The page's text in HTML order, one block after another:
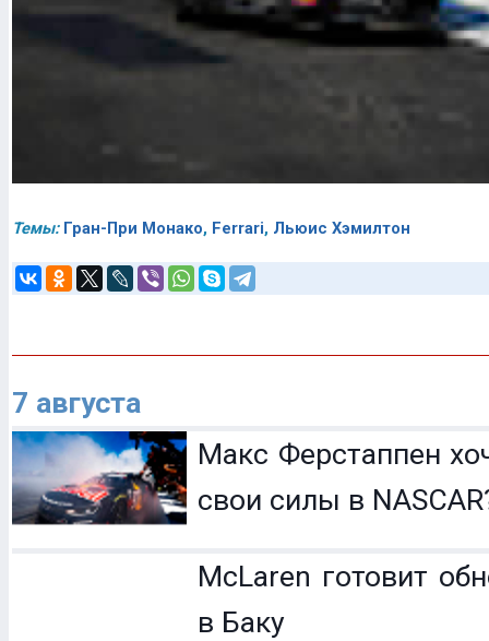
Темы: Гран-При Монако, Ferrari, Льюис Хэмилтон
7 августа
Макс Ферстаппен
свои силы в
McLaren готовит
в Баку